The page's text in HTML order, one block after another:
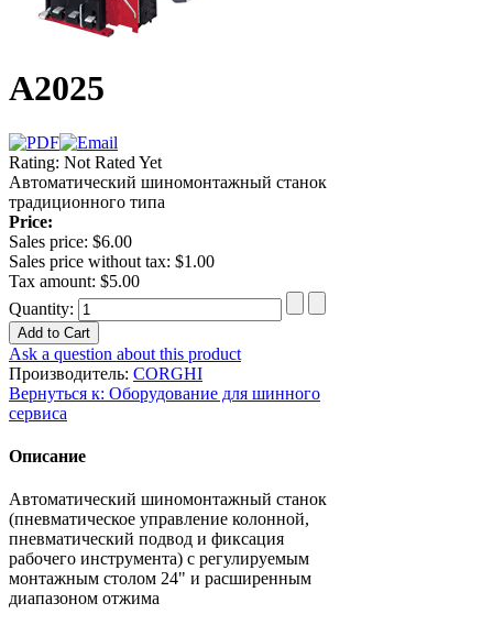
А2025
Rating: Not Rated Yet
Автоматический шиномонтажный станок
традиционного типа
Price:
Sales price: $6.00
Sales price without tax: $1.00
Tax amount: $5.00
Quantity:
Ask a question about this product
Производитель: CORGHI
Вернуться к: Оборудование для шинного
сервиса
Описание
Автоматический шиномонтажный станок
(пневматическое управление колонной,
пневматический подвод и фиксация
рабочего инструмента) с регулируемым
монтажным столом 24" и расширенным
диапазоном отжима